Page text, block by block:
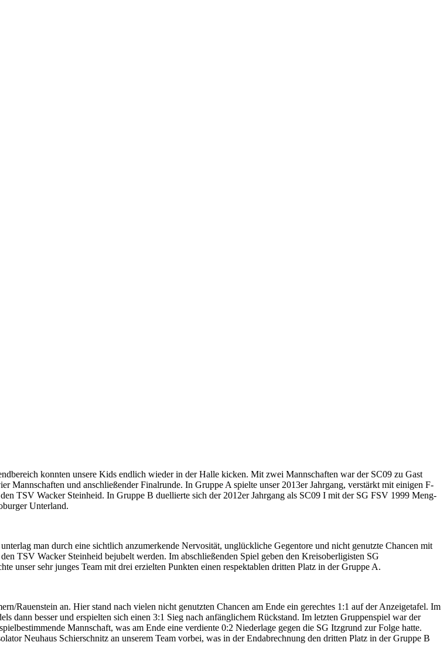
konnten unsere Kids endlich wieder in der Halle kicken. Mit zwei Mannschaften war der SC09 zu Gast
Mannschaften und anschließender Finalrunde. In Gruppe A spielte unser 2013er Jahrgang, verstärkt mit einigen F-
TSV Wacker Steinheid. In Gruppe B duellierte sich der 2012er Jahrgang als SC09 I mit der SG FSV 1999 Meng-
Unterland.
man durch eine sichtlich anzumerkende Nervosität, unglückliche Gegentore und nicht genutzte Chancen mit
TSV Wacker Steinheid bejubelt werden. Im abschließenden Spiel geben den Kreisoberligisten SG
unser sehr junges Team mit drei erzielten Punkten einen respektablen dritten Platz in der Gruppe A.
Rauenstein an. Hier stand nach vielen nicht genutzten Chancen am Ende ein gerechtes 1:1 auf der Anzeigetafel. Im
dann besser und erspielten sich einen 3:1 Sieg nach anfänglichem Rückstand. Im letzten Gruppenspiel war der
Mannschaft, was am Ende eine verdiente 0:2 Niederlage gegen die SG Itzgrund zur Folge hatte.
Neuhaus Schierschnitz an unserem Team vorbei, was in der Endabrechnung den dritten Platz in der Gruppe B